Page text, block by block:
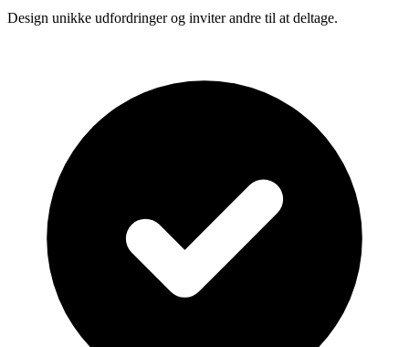
Design unikke udfordringer og inviter andre til at deltage.